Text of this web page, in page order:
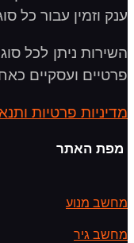
ענק וזמין עבור כל
השירות ניתן לכל
פרטיים ועסקיים
מדיניות פרטיות
מפת האתר
מחשב מנוע
מחשב גיר